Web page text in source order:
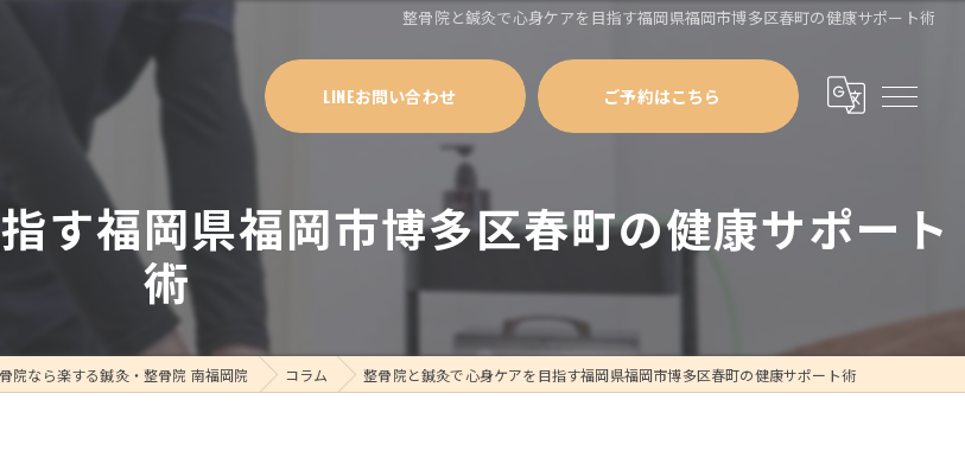
整骨院と鍼灸で心身ケアを目指す福岡県福岡市博多区春町の健康サポート術
LINEお問い合わせ ご予約はこちら
す福岡県福岡市博多区春町の健康サポート
術
院なら楽する鍼灸・整骨院 南福岡院 コラム 整骨院と鍼灸で心身ケアを目指す福岡県福岡市博多区春町の健康サポート術